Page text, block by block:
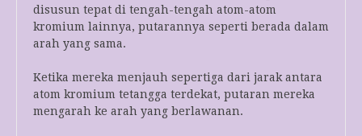
disusun tepat di tengah-tengah atom-atom
kromium lainnya, putarannya seperti berada dalam
arah yang sama.
Ketika mereka menjauh sepertiga dari jarak antara
atom kromium tetangga terdekat, putaran mereka
mengarah ke arah yang berlawanan.